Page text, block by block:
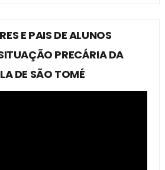
E PAIS DE ALUNOS
PRECÁRIA DA
DE SÃO TOMÉ